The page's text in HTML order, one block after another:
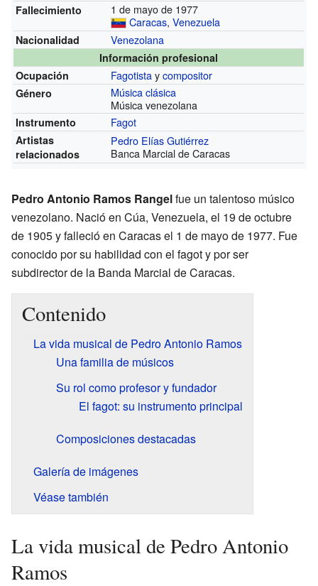
Fallecimiento
1 de mayo de 1977
Caracas,Venezuela
Nacionalidad Venezolana
Información profesional
Ocupación
Fagotistaycompositor
Género
Música clásica
Música venezolana
Instrumento Fagot
Artistas
relacionados
Pedro Elías Gutiérrez
Banca Marcial de Caracas
Pedro Antonio Ramos Rangelfue un talentoso músico
venezolano. Nació en Cúa, Venezuela, el 19 de octubre
de 1905 y falleció en Caracas el 1 de mayo de 1977. Fue
conocido por su habilidad con el fagot y por ser
subdirector de la Banda Marcial de Caracas.
Contenido
La vida musical de Pedro Antonio Ramos
Una familia de músicos
Su rol como profesor y fundador
El fagot: su instrumento principal
Composiciones destacadas
Galería de imágenes
Véase también
La vida musical de Pedro Antonio
Ramos